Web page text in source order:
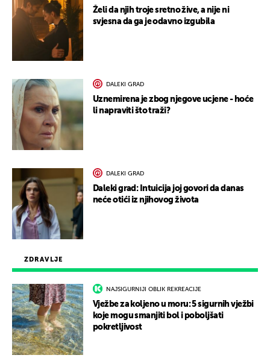
ZDRAVLJE
NAJSIGURNIJI OBLIK REKREACIJE
Vježbe za koljeno u moru: 5 sigurnih vježbi
koje mogu smanjiti bol i poboljšati
pokretljivost
Želi da njih troje sretno žive, a nije ni
svjesna da ga je odavno izgubila
DALEKI GRAD
Uznemirena je zbog njegove ucjene - hoće
li napraviti što traži?
DALEKI GRAD
Daleki grad: Intuicija joj govori da danas
neće otići iz njihovog života